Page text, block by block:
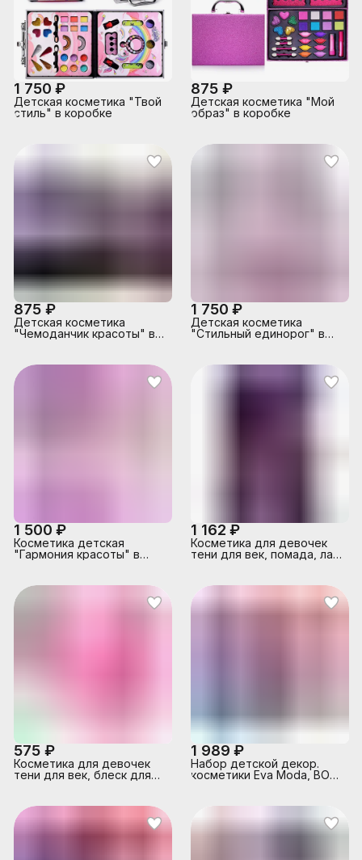
1 750 ₽
Детская косметика "Твой
стиль" в коробке
875 ₽
Детская косметика "Мой
образ" в коробке
875 ₽
Детская косметика
"Чемоданчик красоты" в
1 750 ₽
Детская косметика
"Стильный единорог" в
1 500 ₽
Косметика детская
"Гармония красоты" в
1 162 ₽
Косметика для девочек
тени для век, помада, лак
575 ₽
Косметика для девочек
тени для век, блеск для
1 989 ₽
Набор детской декор.
косметики Eva Moda, BOX
губ-6шт.(3,84г),
румяна-2шт.(5,76г),
пудра-2шт.(6,56г),